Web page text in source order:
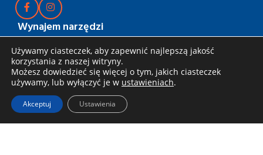
Wynajem narzędzi
Katalog
Rabaty i akcje
Jak wynająć
Dostawa i odbiór
Zasady wynajmu
Używamy ciasteczek, aby zapewnić najlepszą jakość
korzystania z naszej witryny.
Możesz dowiedzieć się więcej o tym, jakich ciasteczek
używamy, lub wyłączyć je w ustawieniach.
Akceptuj Ustawienia